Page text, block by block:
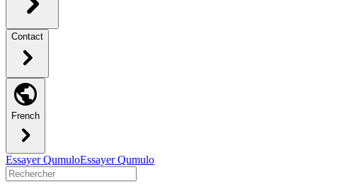
Contact
French
Essayer QumuloEssayer Qumulo